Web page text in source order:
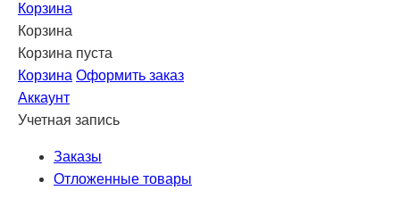
Корзина
Корзина
Корзина пуста
Корзина Оформить заказ
Аккаунт
Учетная запись
Заказы
Отложенные товары